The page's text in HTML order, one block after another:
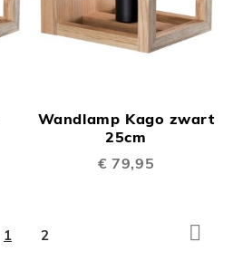
Wandlamp Kago zwart
25cm
€ 79,95
Pagina
U
1 Pagina
2